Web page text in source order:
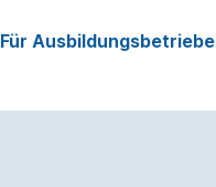
Für Ausbildungsbetriebe